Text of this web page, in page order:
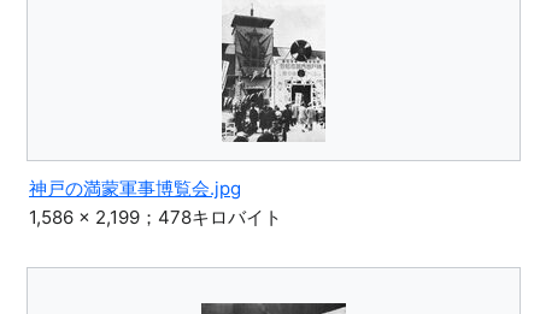
神戸の満蒙軍事博覧会.jpg
1,586 × 2,199；478キロバイト